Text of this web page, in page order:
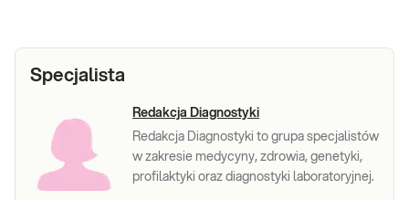
Specjalista
Redakcja Diagnostyki
Redakcja Diagnostyki to grupa specjalistów
w zakresie medycyny, zdrowia, genetyki,
profilaktyki oraz diagnostyki laboratoryjnej.